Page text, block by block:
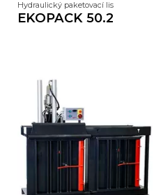
Hydraulický paketovací lis
EKOPACK 50.2